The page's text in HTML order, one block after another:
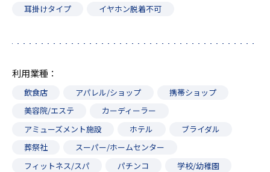
耳掛けタイプ イヤホン脱着不可
利用業種
飲食店 アパレル/ショップ
携帯ショップ
美容院/エステ
カーディーラー
アミューズメント施設
ホテル
ブライダル
葬祭社
スーパー/ホームセンター
フィットネス/スパ
パチンコ
学校/幼稚園